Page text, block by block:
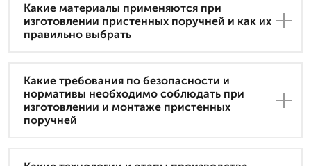
Какие материалы применяются при
изготовлении пристенных поручней и как их
правильно выбрать
Какие требования по безопасности и
нормативы необходимо соблюдать при
изготовлении и монтаже пристенных
поручней